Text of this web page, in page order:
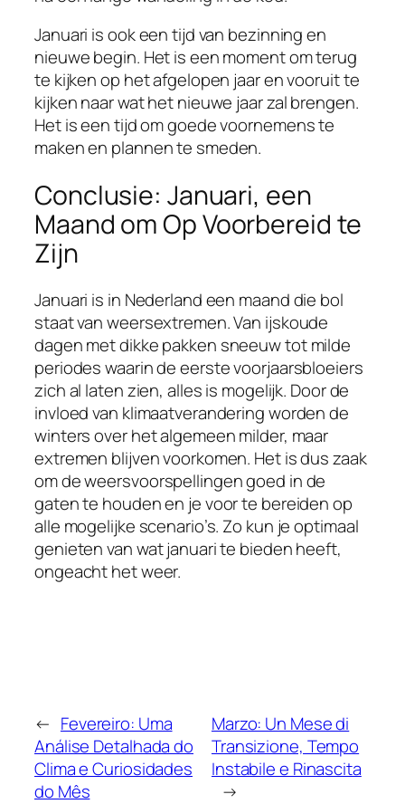
Januari is ook een tijd van bezinning en
nieuwe begin. Het is een moment om terug
te kijken op het afgelopen jaar en vooruit te
kijken naar wat het nieuwe jaar zal brengen.
Het is een tijd om goede voornemens te
maken en plannen te smeden.
Conclusie: Januari, een
Maand om Op Voorbereid te
Zijn
Januari is in Nederland een maand die bol
staat van weersextremen. Van ijskoude
dagen met dikke pakken sneeuw tot milde
periodes waarin de eerste voorjaarsbloeiers
zich al laten zien, alles is mogelijk. Door de
invloed van klimaatverandering worden de
winters over het algemeen milder, maar
extremen blijven voorkomen. Het is dus zaak
om de weersvoorspellingen goed in de
gaten te houden en je voor te bereiden op
alle mogelijke scenario’s. Zo kun je optimaal
genieten van wat januari te bieden heeft,
ongeacht het weer.
← Fevereiro: Uma
Análise Detalhada do
Clima e Curiosidades
do Mês
Marzo: Un Mese di
Transizione, Tempo
Instabile e Rinascita
→